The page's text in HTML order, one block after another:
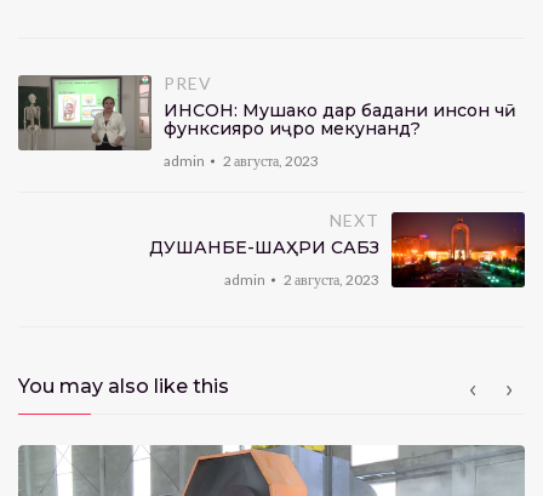
PREV
ИНСОН: Мушакҳо дар бадани инсон чӣ
функсияро иҷро мекунанд?
admin 2 августа, 2023
NEXT
ДУШАНБЕ-ШАҲРИ САБЗ
admin 2 августа, 2023
You may also like this